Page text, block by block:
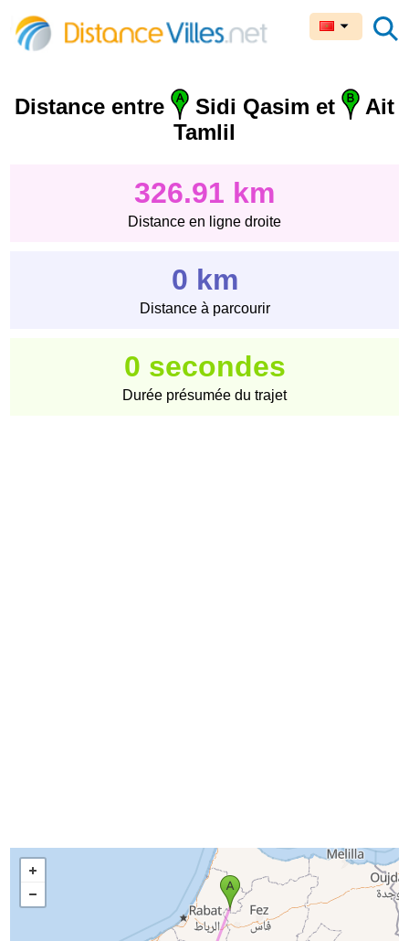
Distance entre Sidi Qasim et
Ait
Tamlil
326.91 km
Distance en ligne droite
0 km
Distance à parcourir
0 secondes
Durée présumée du trajet